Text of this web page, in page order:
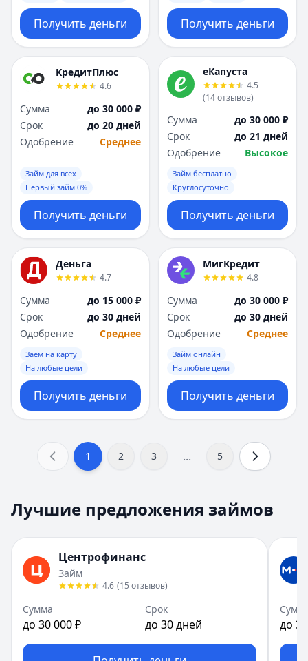
Получить деньги Получить деньги
КредитПлюс
4.6
Сумма
до 30 000 ₽
Срок
до 20 дней
Одобрение
Среднее
Займ для всех
Первый займ 0%
Получить деньги
еКапуста
4.5
(14отзывов)
Сумма
до 30 000 ₽
Срок
до 21 дней
Одобрение
Высокое
Займ бесплатно
Круглосуточно
Получить деньги
Деньга
4.7
Сумма
до 15 000 ₽
Срок
до 30 дней
Одобрение
Среднее
Заем на карту
На любые цели
Получить деньги
МигКредит
4.8
Сумма
до 30 000 ₽
Срок
до 30 дней
Одобрение
Среднее
Займ онлайн
На любые цели
Получить деньги
1 2 3 ... 5
Лучшие предложения займов
Центрофинанс
Займ
4.6 (15 отзывов)
Сумма
до 30 000 ₽
Срок
до 30 дней до